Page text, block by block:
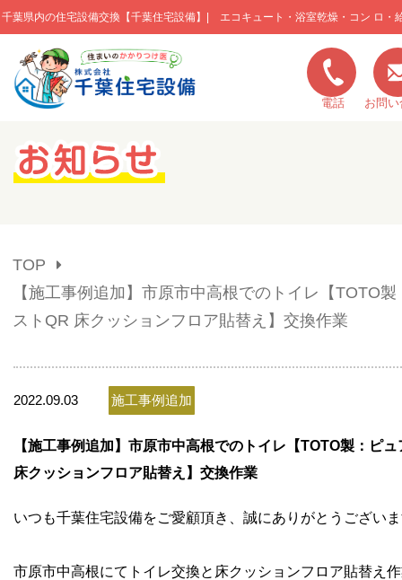
千葉県内の住宅設備交換【千葉住宅設備】| エコキュート・浴室乾燥・コン ロ・
このページの本文へ移動
電話 お問
キャンペーン一覧
お問い合わせ
会社概要
TOP
【施工事例追加】市原市中高根でのトイレ【TOTO
ストQR 床クッションフロア貼替え】交換作業
2022.09.03 施工事例追加
【施工事例追加】市原市中高根でのトイレ【TOTO製：ピ
床クッションフロア貼替え】交換作業
いつも千葉住宅設備をご愛顧頂き、誠にありがとうござい
市原市中高根にてトイレ交換と床クッションフロア貼替え